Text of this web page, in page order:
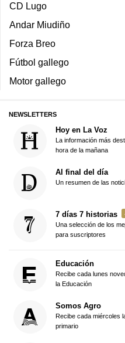
CD Lugo
Andar Miudiño
Forza Breo
Fútbol gallego
Motor gallego
NEWSLETTERS
Hoy en La Voz
La información más
hora de la mañana
Al final del día
Un resumen de las
7 días 7 historias
Una selección de los
para suscriptores
Educación
Recibe cada lunes
la Educación
Somos Agro
Recibe cada miércoles
primario